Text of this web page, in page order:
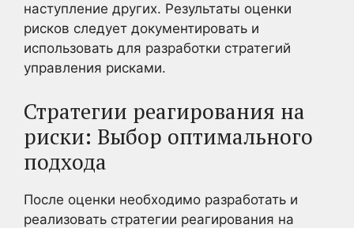
наступление других. Результаты оценки
рисков следует документировать и
использовать для разработки стратегий
управления рисками.
Стратегии реагирования на
риски: Выбор оптимального
подхода
После оценки необходимо разработать и
реализовать стратегии реагирования на